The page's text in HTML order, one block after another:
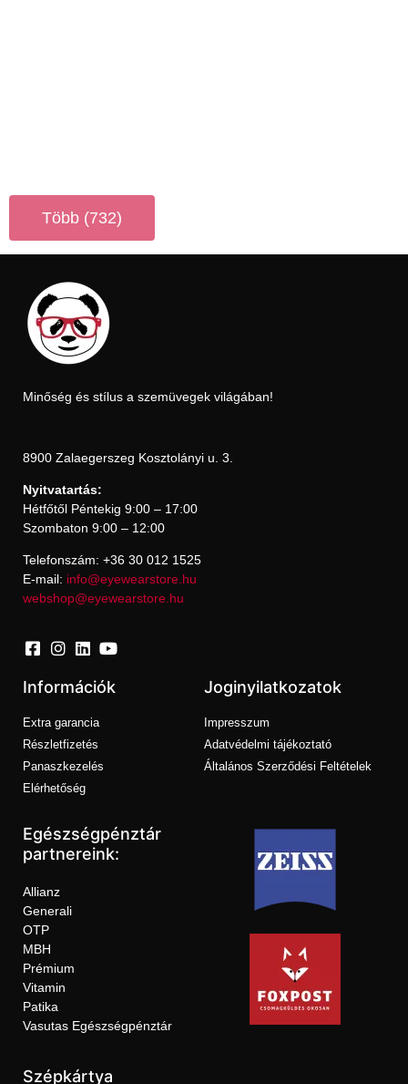
Több (732)
Minőség és stílus a szemüvegek világában!
8900 Zalaegerszeg Kosztolányi u. 3.
Nyitvatartás:
Hétfőtől Péntekig 9:00 – 17:00
Szombaton 9:00 – 12:00
Telefonszám: +36 30 012 1525
E-mail: info@eyewearstore.hu
webshop@eyewearstore.hu
Információk
Extra garancia
Részletfizetés
Panaszkezelés
Elérhetőség
Joginyilatkozatok
Impresszum
Adatvédelmi tájékoztató
Általános Szerződési Feltételek
Egészségpénztár
partnereink:
Allianz
Generali
OTP
MBH
Prémium
Vitamin
Patika
Vasutas Egészségpénztár
Szépkártya